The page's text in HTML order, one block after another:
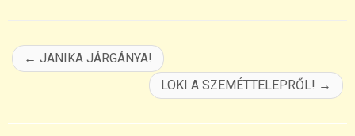
← JANIKA JÁRGÁNYA!
LOKI A SZEMÉTTELEPRŐL! →